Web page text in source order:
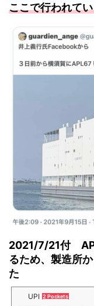
ここで行われて
2021/7/21付
るため、製造所
た
UPI 2 Pockets